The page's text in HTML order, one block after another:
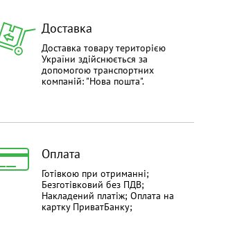
Доставка
Доставка товару територією
України здійснюється за
допомогою транспортних
компаній: "Нова пошта".
Оплата
Готівкою при отриманні;
Безготівковий без ПДВ;
Накладений платіж; Оплата на
картку ПриватБанку;